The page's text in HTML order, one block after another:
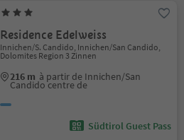
Residence Edelweiss
Innichen/S. Candido, Innichen/San Candido,
Dolomites Region 3 Zinnen
216 m à partir de Innichen/San
Candido centre de
Südtirol Guest Pass